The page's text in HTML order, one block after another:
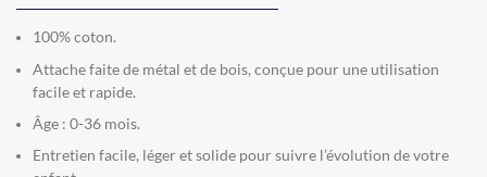
100% coton.
Attache faite de métal et de bois, conçue pour une utilisation
facile et rapide.
Âge : 0-36 mois.
Entretien facile, léger et solide pour suivre l’évolution de votre